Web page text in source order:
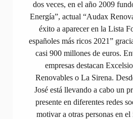
dos veces, en el año 2009
Energía”, actual “Audax
éxito a aparecer en la Lista
españoles más ricos 2021”
casi 900 millones de euros.
empresas destacan
Renovables o La Sirena.
José está llevando a cabo un
presente en diferentes redes
motivar a otras personas en